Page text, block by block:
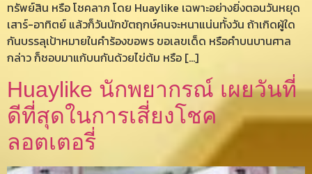
ทรัพย์สิน หรือ โชคลาภ โดย Huaylike เฉพาะอย่างยิ่งตอนวันหยุด
เสาร์-อาทิตย์ แล้วก็วันนักขัตฤกษ์คนจะหนาแน่นทั้งวัน ถ้าเกิดผู้ใด
กันบรรลุเป้าหมายในคำร้องขอพร ขอเลขเด็ด หรือคำบนบานศาล
กล่าว ก็ชอบมาแก้บนกันด้วยไข่ต้ม หรือ […]
Huaylike นักพยากรณ์ เผยวันที่
ดีที่สุดในการเสี่ยงโชค
ลอตเตอรี่